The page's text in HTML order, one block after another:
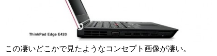
この凄いどこかで見たようなコンセプト画像が凄い。